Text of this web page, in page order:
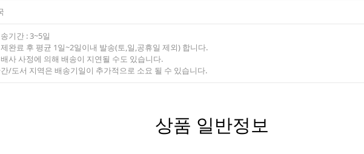
기간 : 3~5일
완료 후 평균 1일~2일이내 발송(토,일,공휴일 제외) 합니다.
사 사정에 의해 배송이 지연될 수도 있습니다.
/도서 지역은 배송기일이 추가적으로 소요 될 수 있습니다.
상품 일반정보